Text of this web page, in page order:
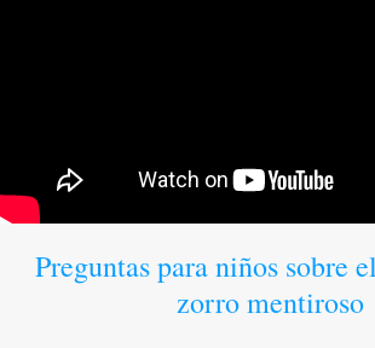
Preguntas para niños sobre
zorro mentiroso